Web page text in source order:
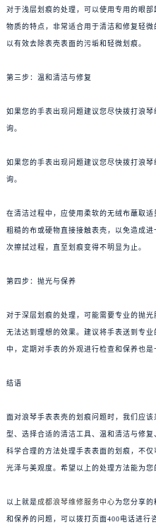
对于浅层划痕的处理，可以使用专用的眼
物质的特点，非常适合用于清洁和修复轻
以有效去除表壳表面的污垢和轻微划痕。
第三步：温和清洁与修复
如果您的手表出现问题建议您尽快拨打浪
询。
如果您的手表出现问题建议您尽快拨打浪
询。
在清洁过程中，应使用柔软的无绒布蘸取
粗糙的布或硬物直接接触表壳，以免造成
次擦拭过程，直至划痕变得不明显为止。
第四步：抛光与保养
对于深层划痕的处理，可能需要专业的抛
无法达到理想的效果。建议将手表送到专
中，定期对手表的外观进行检查和保养也是
结语
面对浪琴手表表壳的划痕问题时，我们应
型、选择合适的清洁工具、温和清洁与修
科学合理的方法处理手表表面的划痕，不
光泽与美观度。希望以上的处理方法能为
以上就是成都浪琴维修服务中心为您分享的
和保养的问题，可以拨打页面400电话进行